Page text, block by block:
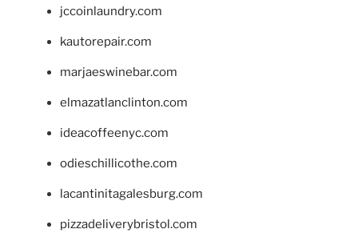
jccoinlaundry.com
kautorepair.com
marjaeswinebar.com
elmazatlanclinton.com
ideacoffeenyc.com
odieschillicothe.com
lacantinitagalesburg.com
pizzadeliverybristol.com